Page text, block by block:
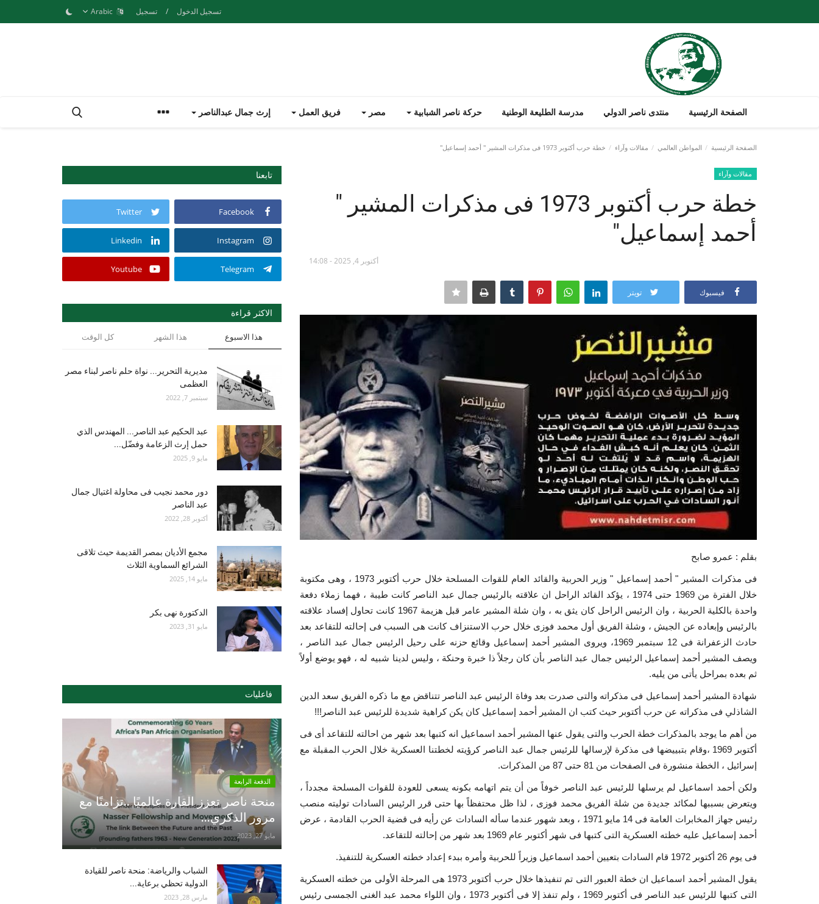
تسجيل الدخول / تسجيل
الصفحة الرئيسية منتدى ناصر الدولي مدرسة الطليعة الوطنية حركة ناصر الشبابية مصر فريق العمل إرث جمال عبدالناصر
الصفحة الرئيسية المواطن العالمي مقالات وآراء خطة حرب أكتوبر 1973 فى مذكرات المشير " أحمد إسماعيل"
مقالات وآراء
خطة حرب أكتوبر 1973 فى مذكرات المشير "
أحمد إسماعيل"
أكتوبر 4, 2025 - 14:08
فيسبوك تويتر
بقلم : عمرو صابح
فى مذكرات المشير " أحمد إسماعيل " وزير الحربية والقائد العام للقوات المسلحة خلال حرب أكتوبر 1973 ، وهى مكتوبة
خلال الفترة من 1969 حتى 1974 ، يؤكد القائد الراحل ان علاقته بالرئيس جمال عبد الناصر كانت طيبة ، فهما زملاء دفعة
واحدة بالكلية الحربية ، وان الرئيس الراحل كان يثق به ، وان شلة المشير عامر قبل هزيمة 1967 كانت تحاول إفساد علاقته
بالرئيس وإبعاده عن الجيش ، وشلة الفريق أول محمد فوزى خلال حرب الاستنزاف كانت هى السبب فى إحالته للتقاعد بعد
حادث الزعفرانة فى 12 سبتمبر 1969، ويروى المشير أحمد إسماعيل وقائع حزنه على رحيل الرئيس جمال عبد الناصر ،
ويصف المشير أحمد إسماعيل الرئيس جمال عبد الناصر بأن كان رجلاً ذا خبرة وحنكة ، وليس لدينا شبيه له ، فهو يوضع أولاً
ثم بعده بمراحل يأتى من يليه.
شهادة المشير أحمد إسماعيل فى مذكراته والتى صدرت بعد وفاة الرئيس عبد الناصر تتناقض مع ما ذكره الفريق سعد الدين
الشاذلي فى مذكراته عن حرب أكتوبر حيث كتب ان المشير أحمد إسماعيل كان يكن كراهية شديدة للرئيس عبد الناصر!!!
من أهم ما يوجد بالمذكرات خطة الحرب والتى يقول عنها المشير أحمد اسماعيل انه كتبها بعد شهر من احالته للتقاعد أى فى
أكتوبر 1969 ،وقام بتبييضها فى مذكرة لإرسالها للرئيس جمال عبد الناصر كرؤيته لخطتنا العسكرية خلال الحرب المقبلة مع
إسرائيل ، الخطة منشورة فى الصفحات من 81 حتى 87 من المذكرات.
ولكن أحمد اسماعيل لم يرسلها للرئيس عبد الناصر خوفاً من أن يتم اتهامه بكونه يسعى للعودة للقوات المسلحة مجدداً ،
ويتعرض بسببها لمكائد جديدة من شلة الفريق محمد فوزى ، لذا ظل محتفظاً بها حتى قرر الرئيس السادات توليته منصب
رئيس جهاز المخابرات العامة فى 14 مايو 1971 ، وبعد شهور عندما سأله السادات عن رأيه فى قضية الحرب القادمة ، عرض
أحمد إسماعيل عليه خطته العسكرية التى كتبها فى شهر أكتوبر عام 1969 بعد شهر من إحالته للتقاعد.
فى يوم 26 أكتوبر 1972 قام السادات بتعيين أحمد اسماعيل وزيراً للحربية وأمره ببدء إعداد خطته العسكرية للتنفيذ.
يقول المشير أحمد اسماعيل ان خطة العبور التى تم تنفيذها خلال حرب أكتوبر 1973 هى المرحلة الأولى من خطته العسكرية
التى كتبها للرئيس عبد الناصر فى أكتوبر 1969 ، ولم تنفذ إلا فى أكتوبر 1973 ، وان اللواء محمد عبد الغنى الجمسى رئيس
تابعنا
Facebook
Twitter
Instagram
Linkedin
Telegram
Youtube
الاكثر قراءة
هذا الاسبوع هذا الشهر كل الوقت
مديرية التحرير... نواة حلم ناصر لبناء مصر
العظمى
سبتمبر 7, 2022
عبد الحكيم عبد الناصر... المهندس الذي
حمل إرث الزعامة وفضّل...
مايو 9, 2025
دور محمد نجيب فى محاولة اغتيال جمال
عبد الناصر
أكتوبر 28, 2022
مجمع الأديان بمصر القديمة حيث تلاقى
الشرائع السماوية الثلاث
مايو 14, 2025
الدكتورة نهى بكر
مايو 31, 2023
فاعليات
الدفعة الرابعة
منحة ناصر تعزز القارة عالميًا ..تزامنًا مع
مرور الذكري...
مايو 27, 2023
الشباب والرياضة: منحة ناصر للقيادة
الدولية تحظي برعاية...
مارس 28, 2023